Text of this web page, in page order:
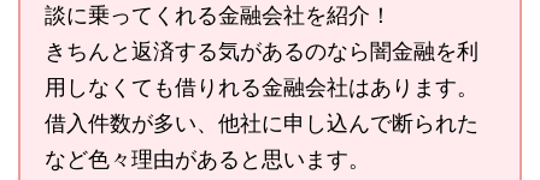
談に乗ってくれる金融会社を紹介！
きちんと返済する気があるのなら闇金融を利
用しなくても借りれる金融会社はあります。
借入件数が多い、他社に申し込んで断られた
など色々理由があると思います。